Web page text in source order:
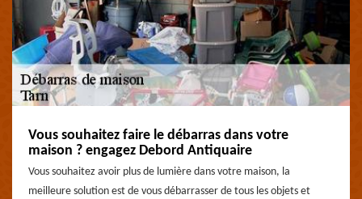
Vous souhaitez faire le débarras dans votre
maison ? engagez Debord Antiquaire
Vous souhaitez avoir plus de lumière dans votre maison, la
meilleure solution est de vous débarrasser de tous les objets et